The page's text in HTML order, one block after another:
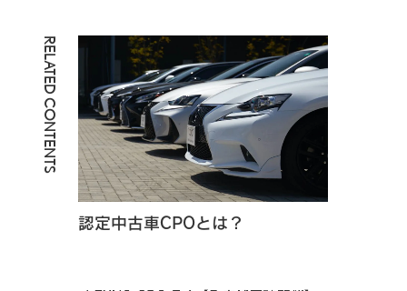
RELATED CONTENTS
認定中古車CPOとは？